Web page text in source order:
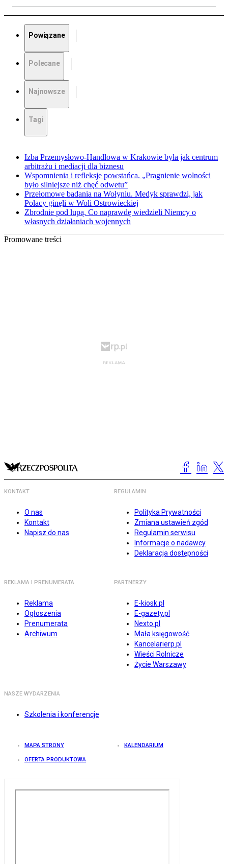
Powiązane
Polecane
Najnowsze
Tagi
Izba Przemysłowo-Handlowa w Krakowie była jak centrum
arbitrażu i mediacji dla biznesu
Wspomnienia i refleksje powstańca. „Pragnienie wolności
było silniejsze niż chęć odwetu”
Przełomowe badania na Wołyniu. Medyk sprawdzi, jak
Polacy ginęli w Woli Ostrowieckiej
Zbrodnie pod lupą. Co naprawdę wiedzieli Niemcy o
własnych działaniach wojennych
Promowane treści
KONTAKT
O nas
Kontakt
Napisz do nas
REGULAMIN
Polityka Prywatności
Zmiana ustawień zgód
Regulamin serwisu
Informacje o nadawcy
Deklaracja dostępności
REKLAMA I PRENUMERATA
Reklama
Ogłoszenia
Prenumerata
Archiwum
PARTNERZY
E-kiosk.pl
E-gazety.pl
Nexto.pl
Mała księgowość
Kancelarierp.pl
Wieści Rolnicze
Życie Warszawy
NASZE WYDARZENIA
Szkolenia i konferencje
MAPA STRONY KALENDARIUM
OFERTA PRODUKTOWA